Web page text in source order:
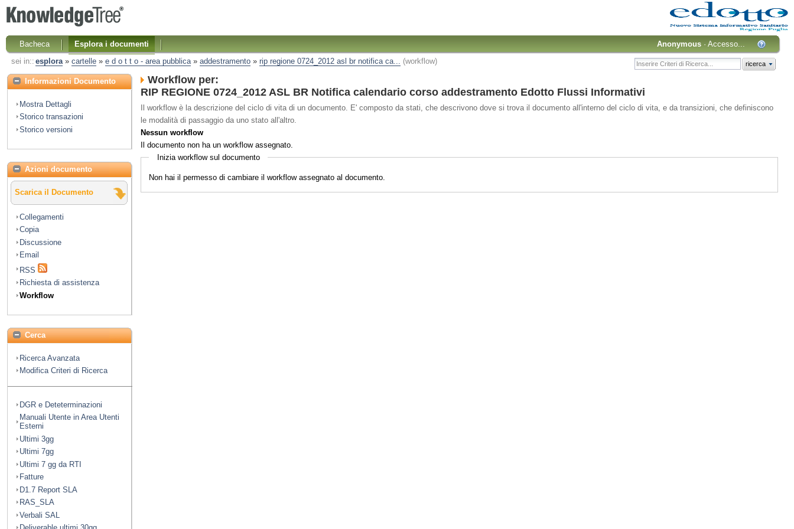
Bacheca Esplora i documenti Anonymous ·Accesso...
sei in:: esplora» cartelle» e d o t t o - area pubblica» addestramento» rip regione 0724_2012 asl br notifica ca... (workflow) ricerca
Informazioni Documento
Mostra Dettagli
Storico transazioni
Storico versioni
Azioni documento
Scarica il Documento
Collegamenti
Copia
Discussione
Email
RSS
Richiesta di assistenza
Workflow
Cerca
Ricerca Avanzata
Modifica Criteri di Ricerca
DGR e Deteterminazioni
Manuali Utente in Area Utenti
Esterni
Ultimi 3gg
Ultimi 7gg
Ultimi 7 gg da RTI
Fatture
D1.7 Report SLA
RAS_SLA
Verbali SAL
Workflow per:
RIP REGIONE 0724_2012 ASL BR Notifica calendario corso addestramento Edotto Flussi Informativi
Il workflow è la descrizione del ciclo di vita di un documento. E' composto da stati, che descrivono dove si trova il documento all'interno del ciclo di vita, e da transizioni, che definiscono
le modalità di passaggio da uno stato all'altro.
Nessun workflow
Il documento non ha un workflow assegnato.
Inizia workflow sul documento
Non hai il permesso di cambiare il workflow assegnato al documento.